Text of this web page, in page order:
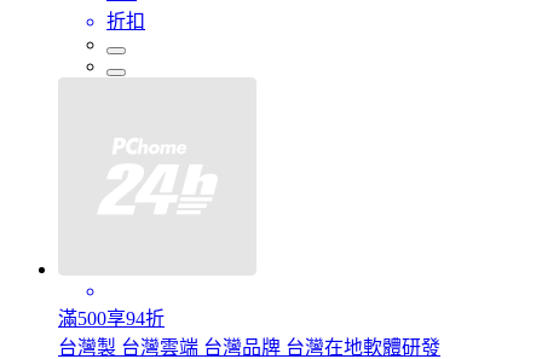
折扣
滿500享94折
台灣製 台灣雲端 台灣品牌 台灣在地軟體研發